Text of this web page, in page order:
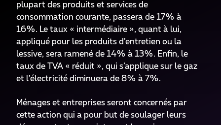
plupart des produits et services de
consommation courante, passera de 17% à
16%. Le taux « intermédiaire », quant à lui,
appliqué pour les produits d’entretien ou la
lessive, sera ramené de 14% à 13%. Enfin, le
taux de TVA « réduit », qui s’applique sur le gaz
et l’électricité diminuera de 8% à 7%.
Ménages et entreprises seront concernés par
cette action qui a pour but de soulager leurs